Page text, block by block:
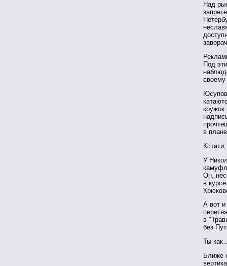
Над
Под
кружок
в
У
Он,
в
А вот и
в
без
Ты
Ближе